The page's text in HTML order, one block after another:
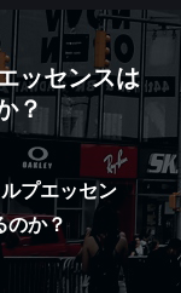
ッセンスは
？
プエッセン
か？